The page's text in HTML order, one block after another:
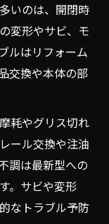
いのは、開閉時
変形やサビ、モ
ルはリフォーム
交換や本体の部
耗やグリス切れ
ール交換や注油
調は最新型への
。サビや変形
なトラブル予防